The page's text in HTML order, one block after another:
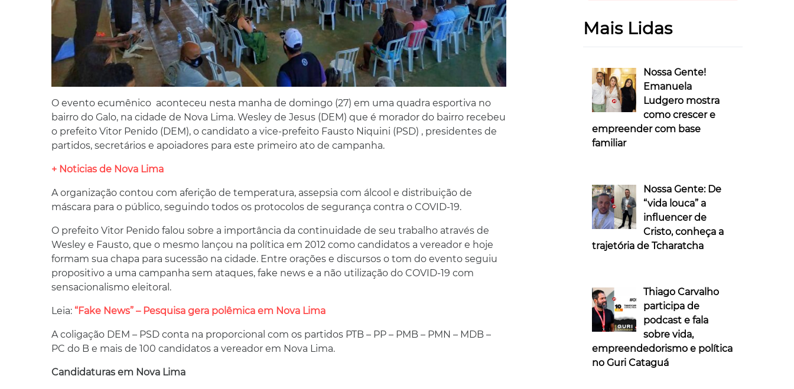
O evento ecumênico aconteceu nesta manha de domingo (27) em uma quadra esportiva no
bairro do Galo, na cidade de Nova Lima. Wesley de Jesus (DEM) que é morador do bairro recebeu
o prefeito Vitor Penido (DEM), o candidato a vice-prefeito Fausto Niquini (PSD) , presidentes de
partidos, secretários e apoiadores para este primeiro ato de campanha.
+ Noticias de Nova Lima
A organização contou com aferição de temperatura, assepsia com álcool e distribuição de
máscara para o público, seguindo todos os protocolos de segurança contra o COVID-19.
O prefeito Vitor Penido falou sobre a importância da continuidade de seu trabalho através de
Wesley e Fausto, que o mesmo lançou na política em 2012 como candidatos a vereador e hoje
formam sua chapa para sucessão na cidade. Entre orações e discursos o tom do evento seguiu
propositivo a uma campanha sem ataques, fake news e a não utilização do COVID-19 com
sensacionalismo eleitoral.
Leia: “Fake News” – Pesquisa gera polêmica em Nova Lima
A coligação DEM – PSD conta na proporcional com os partidos PTB – PP – PMB – PMN – MDB –
PC do B e mais de 100 candidatos a vereador em Nova Lima.
Candidaturas em Nova Lima
Mais Lidas
Nossa Gente!
Emanuela
Ludgero mostra
como crescer e
empreender com base
familiar
Nossa Gente: De
“vida louca” a
influencer de
Cristo, conheça a
trajetória de Tcharatcha
Thiago Carvalho
participa de
podcast e fala
sobre vida,
empreendedorismo e política
no Guri Cataguá